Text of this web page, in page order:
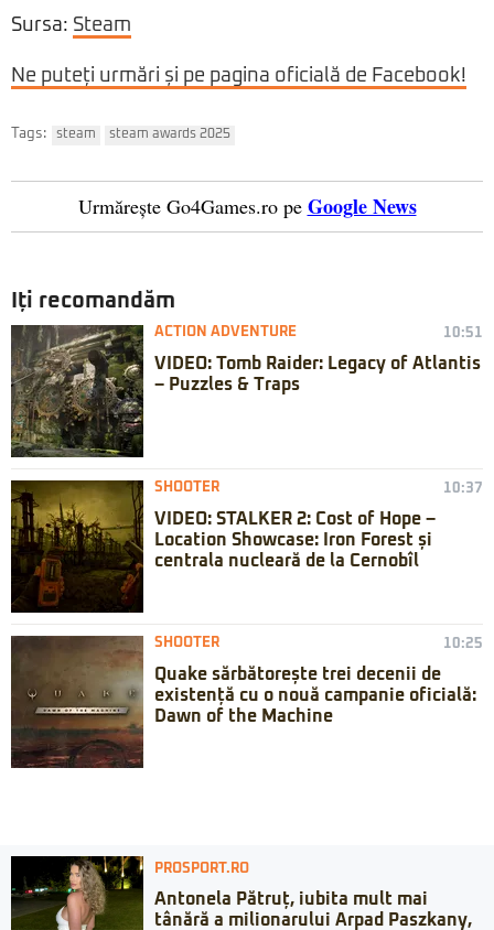
Sursa: Steam
Ne puteți urmări și pe pagina oficială de Facebook!
Tags: steam steam awards 2025
Urmărește Go4Games.ro pe Google News
Iți recomandăm
ACTION ADVENTURE 10:51
VIDEO: Tomb Raider: Legacy of Atlantis
– Puzzles & Traps
SHOOTER 10:37
VIDEO: STALKER 2: Cost of Hope –
Location Showcase: Iron Forest și
centrala nucleară de la Cernobîl
SHOOTER 10:25
Quake sărbătorește trei decenii de
existență cu o nouă campanie oficială:
Dawn of the Machine
PROSPORT.RO
Antonela Pătruț, iubita mult mai
tânără a milionarului Arpad Paszkany,